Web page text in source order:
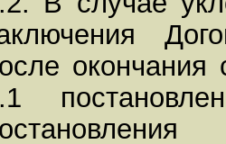
окончания